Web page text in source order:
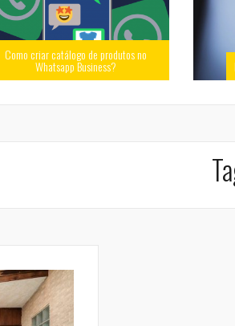
Como criar catálogo de produtos no
Whatsapp Business?